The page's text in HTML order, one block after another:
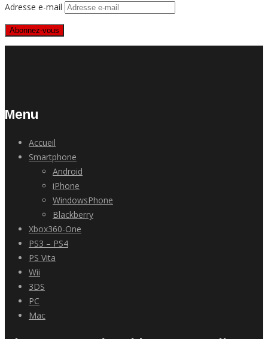
Adresse e-mail
Abonnez-vous
Menu
Accueil
Smartphone
Android
iPhone
WindowsPhone
Blackberry
Xbox360-One
PS3 – PS4
PS Vita
Wii
3DS
PC
Mac